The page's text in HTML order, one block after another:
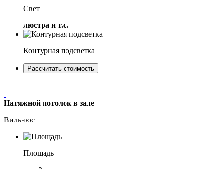
Свет
люстра и т.с.
Контурная подсветка
Рассчитать стоимость
Натяжной потолок в зале
Вильнюс
Площадь